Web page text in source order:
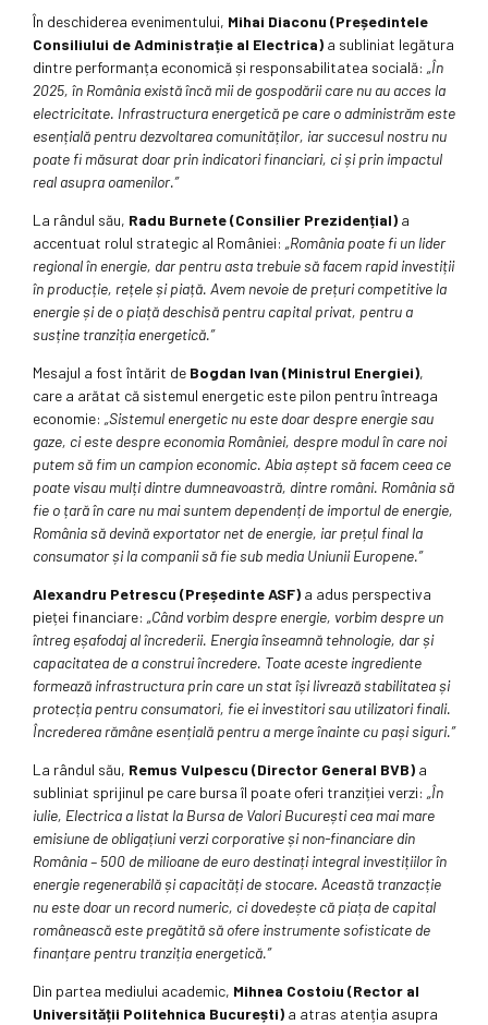
În deschiderea evenimentului, Mihai Diaconu (Președintele
Consiliului de Administrație al Electrica) a subliniat legătura
dintre performanța economică și responsabilitatea socială: „În
2025, în România există încă mii de gospodării care nu au acces la
electricitate. Infrastructura energetică pe care o administrăm este
esențială pentru dezvoltarea comunităților, iar succesul nostru nu
poate fi măsurat doar prin indicatori financiari, ci și prin impactul
real asupra oamenilor.”
La rândul său, Radu Burnete (Consilier Prezidențial) a
accentuat rolul strategic al României: „România poate fi un lider
regional în energie, dar pentru asta trebuie să facem rapid investiții
în producție, rețele și piață. Avem nevoie de prețuri competitive la
energie și de o piață deschisă pentru capital privat, pentru a
susține tranziția energetică.”
Mesajul a fost întărit de Bogdan Ivan (Ministrul Energiei),
care a arătat că sistemul energetic este pilon pentru întreaga
economie: „Sistemul energetic nu este doar despre energie sau
gaze, ci este despre economia României, despre modul în care noi
putem să fim un campion economic. Abia aștept să facem ceea ce
poate visau mulți dintre dumneavoastră, dintre români. România să
fie o țară în care nu mai suntem dependenți de importul de energie,
România să devină exportator net de energie, iar prețul final la
consumator și la companii să fie sub media Uniunii Europene.”
Alexandru Petrescu (Președinte ASF) a adus perspectiva
pieței financiare: „Când vorbim despre energie, vorbim despre un
întreg eșafodaj al încrederii. Energia înseamnă tehnologie, dar și
capacitatea de a construi încredere. Toate aceste ingrediente
formează infrastructura prin care un stat își livrează stabilitatea și
protecția pentru consumatori, fie ei investitori sau utilizatori finali.
Încrederea rămâne esențială pentru a merge înainte cu pași siguri.”
La rândul său, Remus Vulpescu (Director General BVB) a
subliniat sprijinul pe care bursa îl poate oferi tranziției verzi: „În
iulie, Electrica a listat la Bursa de Valori București cea mai mare
emisiune de obligațiuni verzi corporative și non-financiare din
România – 500 de milioane de euro destinați integral investițiilor în
energie regenerabilă și capacități de stocare. Această tranzacție
nu este doar un record numeric, ci dovedește că piața de capital
românească este pregătită să ofere instrumente sofisticate de
finanțare pentru tranziția energetică.”
Din partea mediului academic, Mihnea Costoiu (Rector al
Universității Politehnica București) a atras atenția asupra